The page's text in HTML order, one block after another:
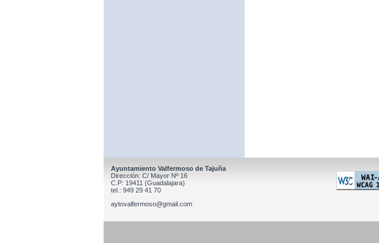
Ayuntamiento Valfermoso de Tajuña
Dirección: C/ Mayor Nº 16
C.P: 19411 (Guadalajara)
tel.: 949 29 41 70
aytovalfermoso@gmail.com